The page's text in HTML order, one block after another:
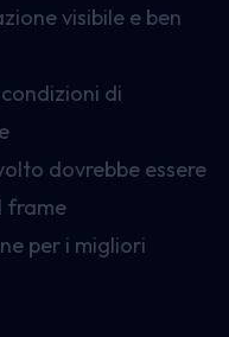
visibile e ben
di
dovrebbe essere
frame
per i migliori